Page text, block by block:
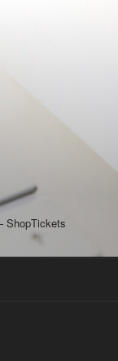
ShopTickets